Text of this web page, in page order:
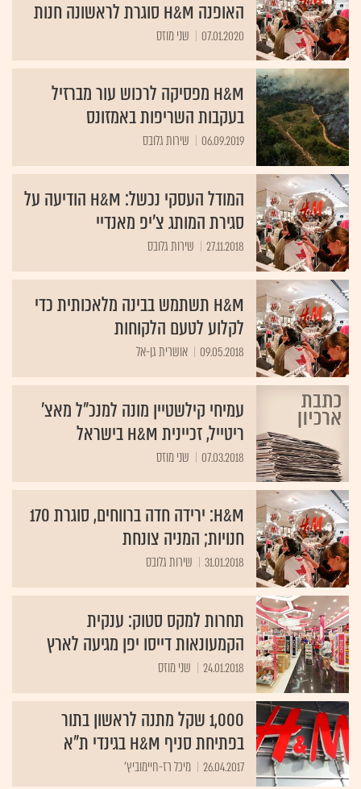
האופנה H&M סוגרת לראשונה חנות
07.01.2020 שני מוזס
H&M מפסיקה לרכוש עור מברזיל
בעקבות השריפות באמזונס
06.09.2019 שירות גלובס
המודל העסקי נכשל: H&M הודיעה על
סגירת המותג צ'יפ מאנדיי
27.11.2018 שירות גלובס
H&M תשתמש בבינה מלאכותית כדי
לקלוע לטעם הלקוחות
09.05.2018 אושרית גן-אל
עמיחי קילשטיין מונה למנכ"ל מאצ'
ריטייל, זכיינית H&M בישראל
07.03.2018 שני מוזס
H&M: ירידה חדה ברווחים, סוגרת 170
חנויות; המניה צונחת
31.01.2018 שירות גלובס
תחרות למקס סטוק: ענקית
הקמעונאות דייסו יפן מגיעה לארץ
24.01.2018 שני מוזס
1,000 שקל מתנה לראשון בתור
בפתיחת סניף H&M בגינדי ת"א
26.04.2017 מיכל רז-חיימוביץ'